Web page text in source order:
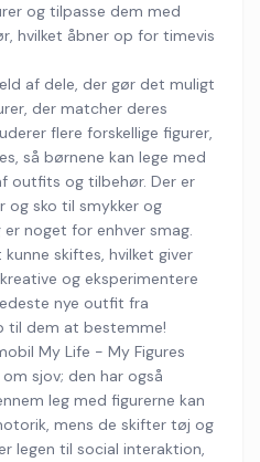
og tilpasse dem med
hvilket åbner op for timevis
af dele, der gør det muligt
der matcher deres
flere forskellige figurer,
så børnene kan lege med
outfits og tilbehør. Der er
og sko til smykker og
er noget for enhver smag.
skiftes, hvilket giver
og eksperimentere
nye outfit fra
til dem at bestemme!
My Life - My Figures
sjov; den har også
leg med figurerne kan
mens de skifter tøj og
legen til social interaktion,